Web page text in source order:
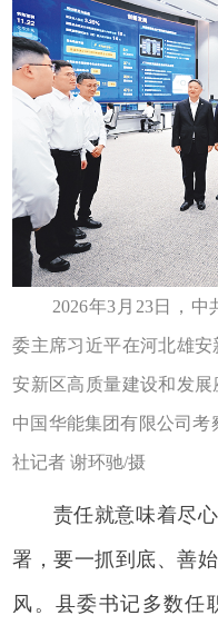
2026年3月23日，
委主席习近平在河北雄
安新区高质量建设和发
中国华能集团有限公司
社记者 谢环驰/摄
责任就意味着尽心
署，要一抓到底、善
风。县委书记多数任